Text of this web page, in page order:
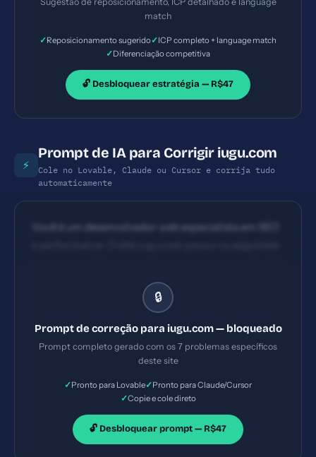
match
✓Reposicionamento sugerido✓ICP completo + language match
✓Diferenciação competitiva
🔓 Desbloquear estratégia — R$47
⚡
Prompt de IA para Corrigir iugu.com
Cole no Lovable, Claude ou Cursor e corrija tudo
automaticamente
Você é um desenvolvedor web especialista em SEO
2) 1 imagens sem alt text 3) CTA principal não está
com ação de alto impacto na primeira dobra; falta
para depoimento textual na tela inicial 4)
Formulários não aplicáveis na home; área de
Implemente TODAS as correções listadas, gerando
Priorize as correções críticas primeiro.
🔒
Prompt de correção para iugu.com — bloqueado
Prompt completo gerado com os 7 problemas específicos
deste site
✓Pronto para Lovable✓Pronto para Claude/Cursor
✓Copie e cole direto
🔓 Desbloquear prompt — R$47